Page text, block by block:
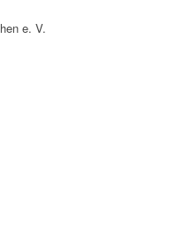
e. V.